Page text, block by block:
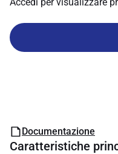
Documentazione
Caratteristiche